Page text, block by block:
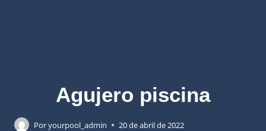
Agujero piscina
Poryourpool_admin 20 de abril de 2022